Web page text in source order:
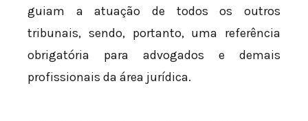
guiam a atuação de todos os outros
tribunais, sendo, portanto, uma referência
obrigatória para advogados e demais
profissionais da área jurídica.